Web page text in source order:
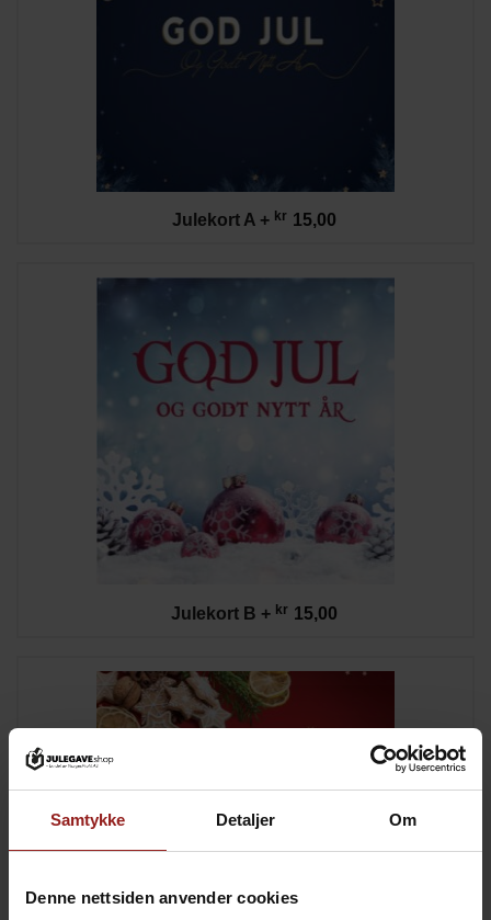
Samtykke Detaljer Om
Denne nettsiden anvender cookies
Julekort A + kr 15,00
Julekort B + kr 15,00